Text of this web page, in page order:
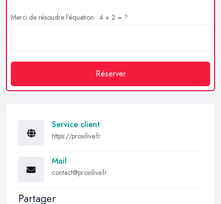
Merci de résoudre l'équation : 4 + 2 = ?
Réserver
Service client
https://proxilive.fr
Mail
contact@proxilive.fr
Partager